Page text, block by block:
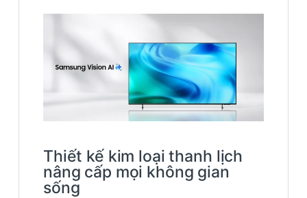
Thiết kế kim loại thanh lịch
nâng cấp mọi không gian
sống